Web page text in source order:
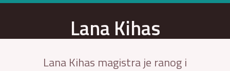
Lana Kihas
Lana Kihas magistra je ranog i